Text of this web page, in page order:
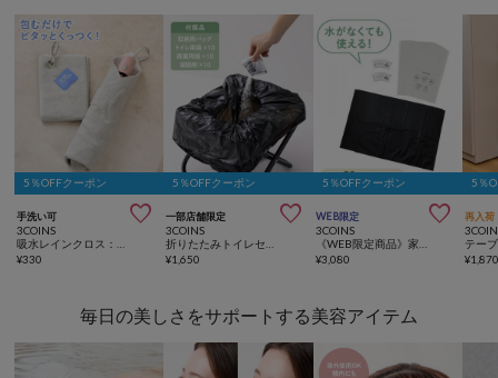
5％OFFクーポン
手洗い可 
3COINS
¥330
5％OFFクーポン
一部店舗限定 
3COINS
¥1,650
5％OFFクーポン
WEB限定 
3COINS
¥3,080
5％
再入荷
テー
¥
毎日の美しさをサポートする美容アイテム